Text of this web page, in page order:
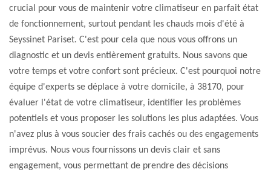
crucial pour vous de maintenir votre climatiseur en parfait état
de fonctionnement, surtout pendant les chauds mois d'été à
Seyssinet Pariset. C'est pour cela que nous vous offrons un
diagnostic et un devis entièrement gratuits. Nous savons que
votre temps et votre confort sont précieux. C'est pourquoi notre
équipe d'experts se déplace à votre domicile, à 38170, pour
évaluer l'état de votre climatiseur, identifier les problèmes
potentiels et vous proposer les solutions les plus adaptées. Vous
n'avez plus à vous soucier des frais cachés ou des engagements
imprévus. Nous vous fournissons un devis clair et sans
engagement, vous permettant de prendre des décisions